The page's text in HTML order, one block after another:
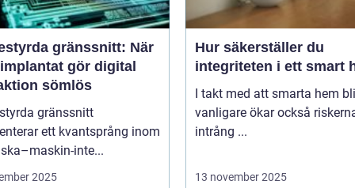
gränssnitt: När
gör digital
sömlös
gränssnitt
ett kvantsprång inom
inte...
2025
Hur säkerställer du
integriteten i ett smart
I takt med att smarta hem
vanligare ökar också
intrång ...
13 november 2025